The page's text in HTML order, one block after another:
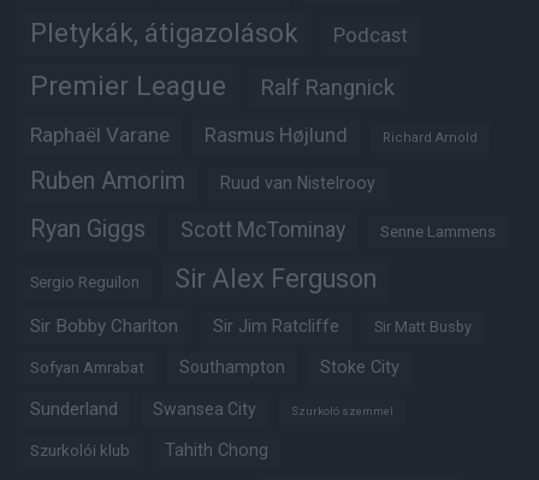
Pletykák, átigazolások Podcast
Premier League Ralf Rangnick
Raphaël Varane Rasmus Højlund Richard Arnold
Ruben Amorim Ruud van Nistelrooy
Ryan Giggs Scott McTominay Senne Lammens
Sergio Reguilon Sir Alex Ferguson
Sir Bobby Charlton Sir Jim Ratcliffe Sir Matt Busby
Sofyan Amrabat Southampton Stoke City
Sunderland Swansea City Szurkoló szemmel
Szurkolói klub Tahith Chong